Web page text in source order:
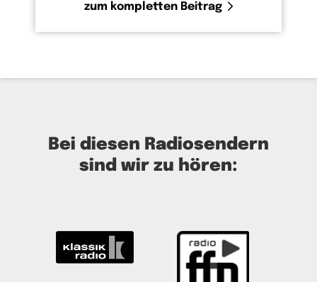
zum kompletten Beitrag
Bei diesen Radiosendern
sind wir zu hören: